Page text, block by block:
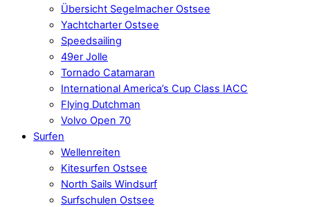
Übersicht Segelmacher Ostsee
Yachtcharter Ostsee
Speedsailing
49er Jolle
Tornado Catamaran
International America’s Cup Class IACC
Flying Dutchman
Volvo Open 70
Surfen
Wellenreiten
Kitesurfen Ostsee
North Sails Windsurf
Surfschulen Ostsee